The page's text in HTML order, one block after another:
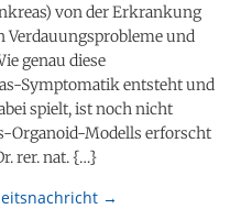
von der Erkrankung
Verdauungsprobleme und
genau diese
​Symptomatik entsteht und
spielt, ist noch nicht
​Organoid-Modells erforscht
rer. nat. {…}
→